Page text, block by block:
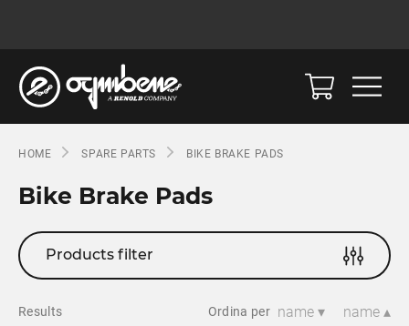
HOME SPARE PARTS BIKE BRAKE PADS
Bike Brake Pads
Products filter
Results Ordina per name ▾ name ▴